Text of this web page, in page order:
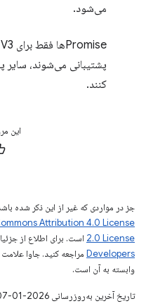
می‌شود.
کنند.
این
جز در مواردی که غیر از این ذکر شده
Attribution 4.0 License
2.0 License است. برای اطلاع از
Developers‏
وابسته به آن است.
تاریخ آخرین به‌روزرسانی 2026-01-07 به‌وقت ساعت هماهنگ جهانی.